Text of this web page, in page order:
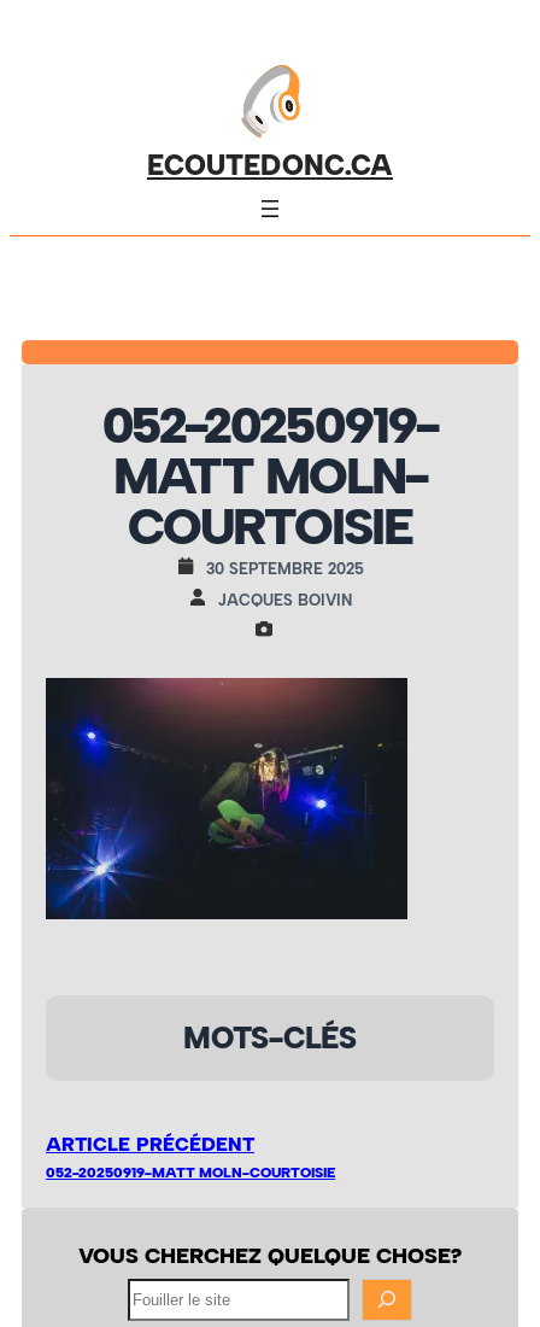
ECOUTEDONC.CA
052-20250919-
MATT MOLN-
COURTOISIE
30 SEPTEMBRE 2025
JACQUES BOIVIN
MOTS-CLÉS
ARTICLE PRÉCÉDENT
052-20250919-MATT MOLN-COURTOISIE
VOUS CHERCHEZ QUELQUE CHOSE?